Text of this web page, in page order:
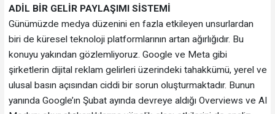
ADİL BİR GELİR PAYLAŞIMI SİSTEMİ
Günümüzde medya düzenini en fazla etkileyen unsurlardan
biri de küresel teknoloji platformlarının artan ağırlığıdır. Bu
konuyu yakından gözlemliyoruz. Google ve Meta gibi
şirketlerin dijital reklam gelirleri üzerindeki tahakkümü, yerel ve
ulusal basın açısından ciddi bir sorun oluşturmaktadır. Bunun
yanında Google’ın Şubat ayında devreye aldığı Overviews ve AI